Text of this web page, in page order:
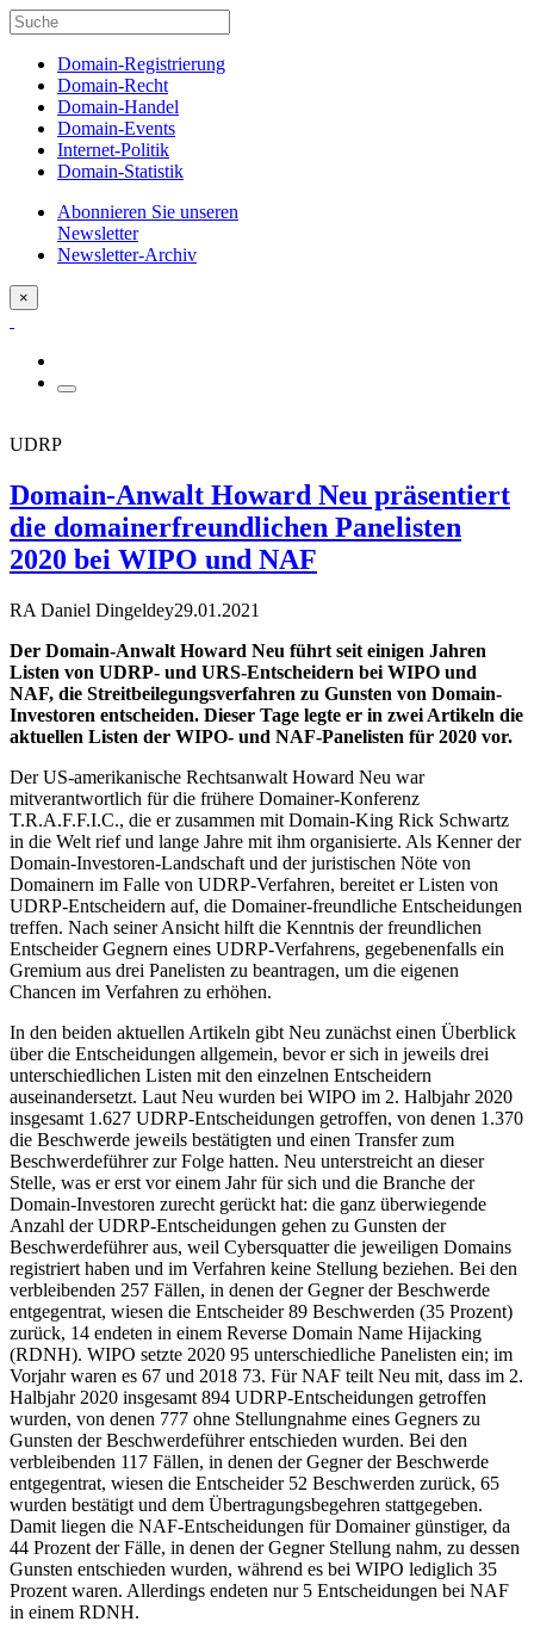
Domain-Registrierung
Domain-Recht
Domain-Handel
Domain-Events
Internet-Politik
Domain-Statistik
Abonnieren Sie unseren
Newsletter
Newsletter-Archiv
×
UDRP
Domain-Anwalt Howard Neu präsentiert
die domainerfreundlichen Panelisten
2020 bei WIPO und NAF
RA Daniel Dingeldey29.01.2021
Der Domain-Anwalt Howard Neu führt seit einigen Jahren
Listen von UDRP- und URS-Entscheidern bei WIPO und
NAF, die Streitbeilegungsverfahren zu Gunsten von Domain-
Investoren entscheiden. Dieser Tage legte er in zwei Artikeln die
aktuellen Listen der WIPO- und NAF-Panelisten für 2020 vor.
Der US-amerikanische Rechtsanwalt Howard Neu war
mitverantwortlich für die frühere Domainer-Konferenz
T.R.A.F.F.I.C., die er zusammen mit Domain-King Rick Schwartz
in die Welt rief und lange Jahre mit ihm organisierte. Als Kenner der
Domain-Investoren-Landschaft und der juristischen Nöte von
Domainern im Falle von UDRP-Verfahren, bereitet er Listen von
UDRP-Entscheidern auf, die Domainer-freundliche Entscheidungen
treffen. Nach seiner Ansicht hilft die Kenntnis der freundlichen
Entscheider Gegnern eines UDRP-Verfahrens, gegebenenfalls ein
Gremium aus drei Panelisten zu beantragen, um die eigenen
Chancen im Verfahren zu erhöhen.
In den beiden aktuellen Artikeln gibt Neu zunächst einen Überblick
über die Entscheidungen allgemein, bevor er sich in jeweils drei
unterschiedlichen Listen mit den einzelnen Entscheidern
auseinandersetzt. Laut Neu wurden bei WIPO im 2. Halbjahr 2020
insgesamt 1.627 UDRP-Entscheidungen getroffen, von denen 1.370
die Beschwerde jeweils bestätigten und einen Transfer zum
Beschwerdeführer zur Folge hatten. Neu unterstreicht an dieser
Stelle, was er erst vor einem Jahr für sich und die Branche der
Domain-Investoren zurecht gerückt hat: die ganz überwiegende
Anzahl der UDRP-Entscheidungen gehen zu Gunsten der
Beschwerdeführer aus, weil Cybersquatter die jeweiligen Domains
registriert haben und im Verfahren keine Stellung beziehen. Bei den
verbleibenden 257 Fällen, in denen der Gegner der Beschwerde
entgegentrat, wiesen die Entscheider 89 Beschwerden (35 Prozent)
zurück, 14 endeten in einem Reverse Domain Name Hijacking
(RDNH). WIPO setzte 2020 95 unterschiedliche Panelisten ein; im
Vorjahr waren es 67 und 2018 73. Für NAF teilt Neu mit, dass im 2.
Halbjahr 2020 insgesamt 894 UDRP-Entscheidungen getroffen
wurden, von denen 777 ohne Stellungnahme eines Gegners zu
Gunsten der Beschwerdeführer entschieden wurden. Bei den
verbleibenden 117 Fällen, in denen der Gegner der Beschwerde
entgegentrat, wiesen die Entscheider 52 Beschwerden zurück, 65
wurden bestätigt und dem Übertragungsbegehren stattgegeben.
Damit liegen die NAF-Entscheidungen für Domainer günstiger, da
44 Prozent der Fälle, in denen der Gegner Stellung nahm, zu dessen
Gunsten entschieden wurden, während es bei WIPO lediglich 35
Prozent waren. Allerdings endeten nur 5 Entscheidungen bei NAF
in einem RDNH.